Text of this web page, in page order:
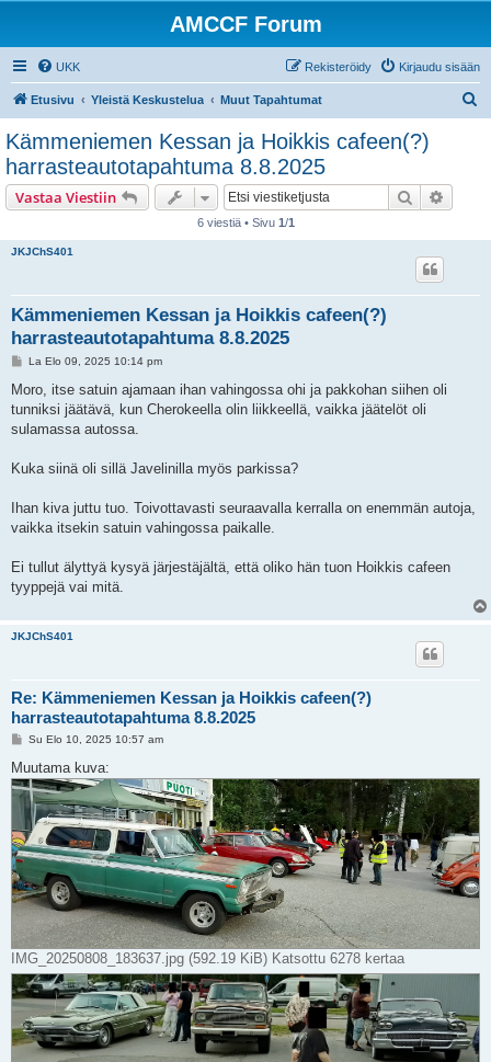
AMCCF Forum
UKK Kirjaudu sisään
Rekisteröidy
Etusivu Yleistä Keskustelua Muut Tapahtumat
Kämmeniemen Kessan ja Hoikkis cafeen(?)
harrasteautotapahtuma 8.8.2025
Vastaa Viestiin Etsi
6 viestiä • Sivu 1/1
JKJChS401
Kämmeniemen Kessan ja Hoikkis cafeen(?)
harrasteautotapahtuma 8.8.2025
V
e
t
i
La Elo 09, 2025 10:14 pm
Moro, itse satuin ajamaan ihan vahingossa ohi ja pakkohan siihen oli
tunniksi jäätävä, kun Cherokeella olin liikkeellä, vaikka jäätelöt oli
sulamassa autossa.
Kuka siinä oli sillä Javelinilla myös parkissa?
Ihan kiva juttu tuo. Toivottavasti seuraavalla kerralla on enemmän autoja,
vaikka itsekin satuin vahingossa paikalle.
Ei tullut älyttyä kysyä järjestäjältä, että oliko hän tuon Hoikkis cafeen
tyyppejä vai mitä.
JKJChS401
Re: Kämmeniemen Kessan ja Hoikkis cafeen(?)
harrasteautotapahtuma 8.8.2025
V
e
s
t
Su Elo 10, 2025 10:57 am
Muutama kuva:
IMG_20250808_183637.jpg (592.19 KiB) Katsottu 6278 kertaa